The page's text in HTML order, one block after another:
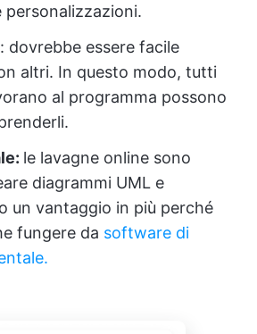
personalizzazioni.
: dovrebbe essere facile
altri. In questo modo, tutti
al programma possono
le lavagne online sono
diagrammi UML e
un vantaggio in più perché
fungere da software di